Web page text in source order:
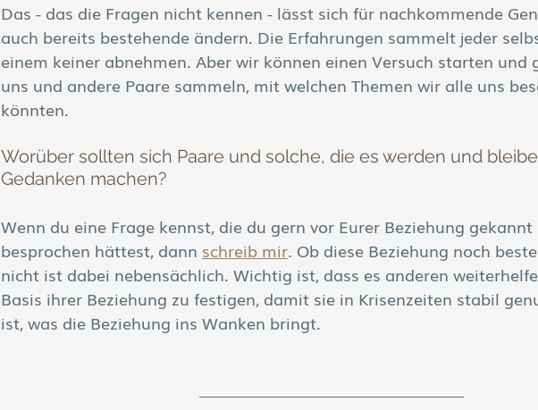
Das - das die Fragen nicht kennen - lässt sich für nachkommende
auch bereits bestehende ändern. Die Erfahrungen sammelt jeder
einem keiner abnehmen. Aber wir können einen Versuch starten und
uns und andere Paare sammeln, mit welchen Themen wir alle uns
könnten.
Worüber sollten sich Paare und solche, die es werden und
Gedanken machen?
Wenn du eine Frage kennst, die du gern vor Eurer Beziehung gekannt
besprochen hättest, dann schreib mir. Ob diese Beziehung noch
nicht ist dabei nebensächlich. Wichtig ist, dass es anderen
Basis ihrer Beziehung zu festigen, damit sie in Krisenzeiten stabil
ist, was die Beziehung ins Wanken bringt.